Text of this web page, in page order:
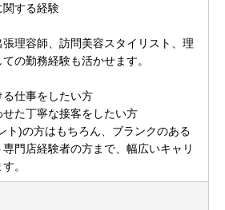
関する経験
理容師、訪問美容スタイリスト、理
の勤務経験も活かせます。
る仕事をしたい方
せた丁寧な接客をしたい方
ト)の方はもちろん、ブランクのある
門店経験者の方まで、幅広いキャリ
。